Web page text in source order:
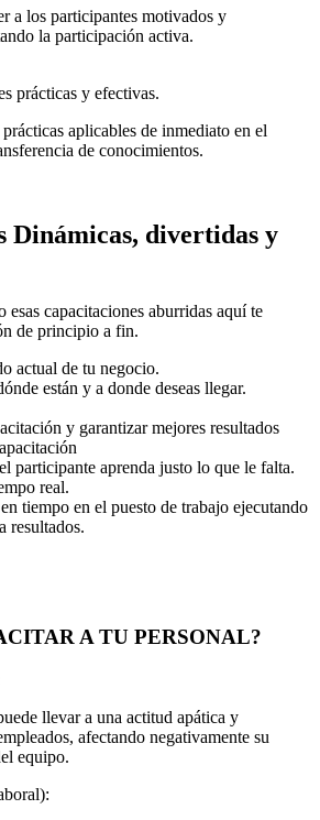
a los participantes motivados y
la participación activa.
prácticas y efectivas.
aplicables de inmediato en el
de conocimientos.
Dinámicas, divertidas y
esas capacitaciones aburridas aquí te
de principio a fin.
actual de tu negocio.
están y a donde deseas llegar.
y garantizar mejores resultados
participante aprenda justo lo que le falta.
real.
tiempo en el puesto de trabajo ejecutando
resultados.
A TU PERSONAL?
llevar a una actitud apática y
afectando negativamente su
equipo.